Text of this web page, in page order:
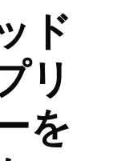
ド
リ
を